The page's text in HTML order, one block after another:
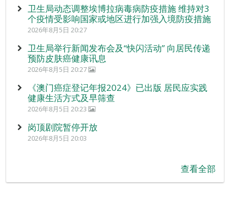
卫生局动态调整埃博拉病毒病防疫措施 维持对3
个疫情受影响国家或地区进行加强入境防疫措施
2026年8月5日 20:27
卫生局举行新闻发布会及“快闪活动” 向居民传递
预防皮肤癌健康讯息
2026年8月5日 20:27
《澳门癌症登记年报2024》已出版 居民应实践
健康生活方式及早筛查
2026年8月5日 20:23
岗顶剧院暂停开放
2026年8月5日 20:03
查看全部